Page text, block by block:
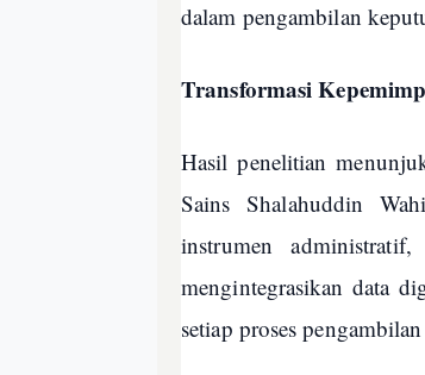
dalam pengambilan
Transformasi
Hasil penelitian
Sains Shalahuddin
instrumen
mengintegrasikan data
setiap proses